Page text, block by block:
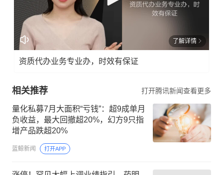
了解详情
资质代办业务专业办，时效有保证
相关推荐 打开腾讯新闻查看更多
量化私募7月大面积“亏钱”：超9成单月
负收益，最大回撤超20%，幻方9只指
增产品跌超20%
蓝鲸新闻 打开APP